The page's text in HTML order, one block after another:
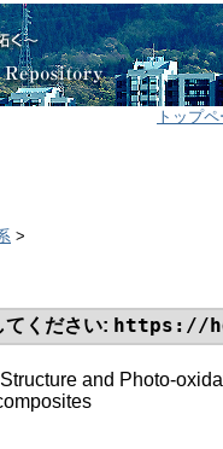
トップ
>
てください: https://
and Photo-